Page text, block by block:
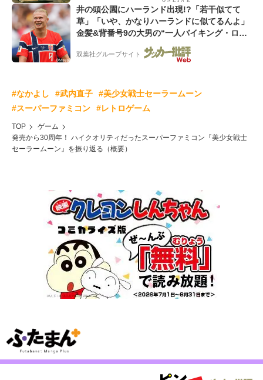
井の頭公園にハーランド出現!?「若干似てて
草」「いや、かなりハーランドに似てるんよ」
金髪&背番号9の大男の“一人バイキング・ロ
ー”映像が話題!「元気をもらった」
双葉社グループサイト
#なかよし #武内直子
#美少女戦士セーラームーン
#スーパーファミコン
#レトロゲーム
TOP
ゲーム
発売から30周年！ ハイクオリティだったスーパーファミコン『美少女戦士
セーラームーン』を振り返る（概要）